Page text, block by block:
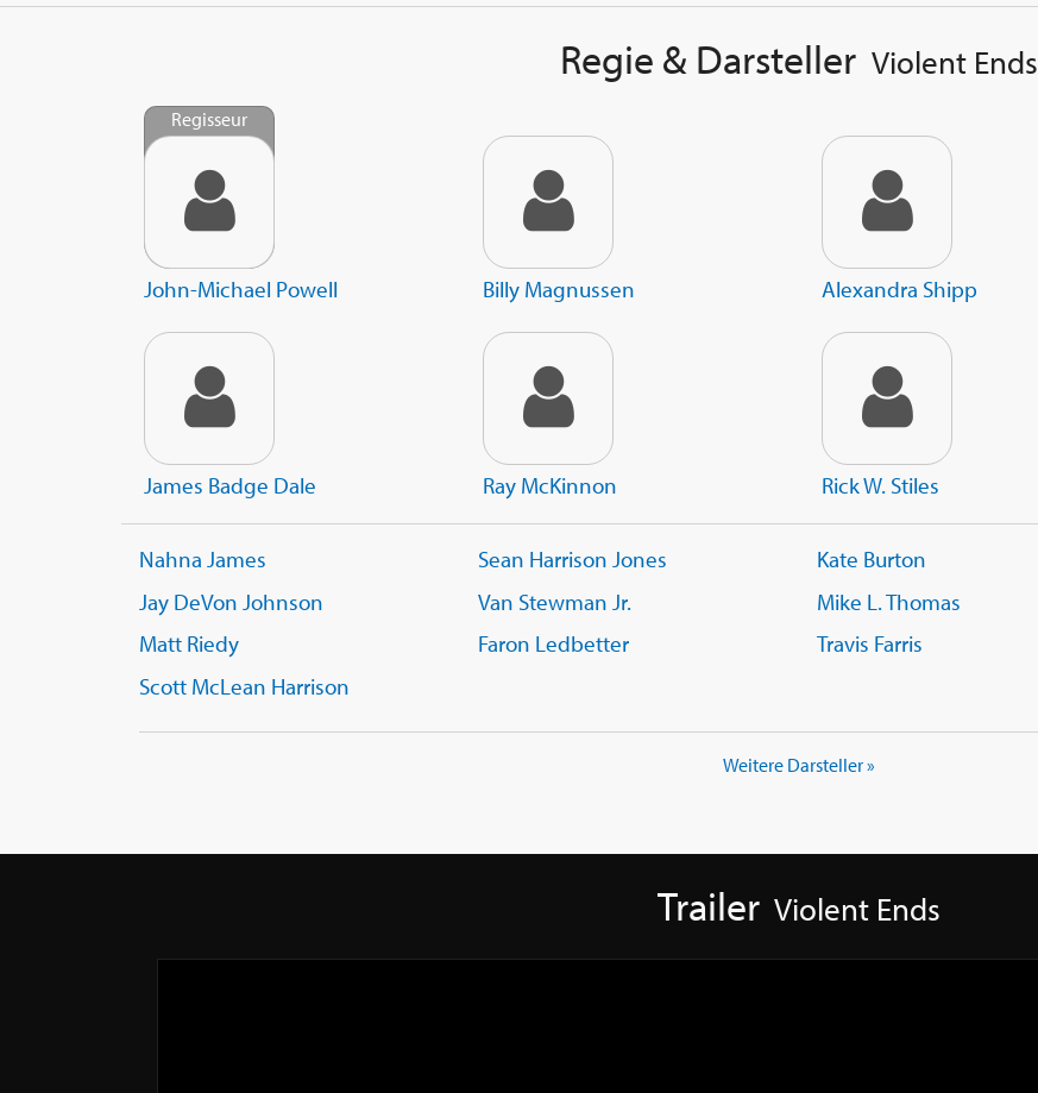
Regie & Darsteller Violent Ends
Regisseur
John-Michael Powell Billy Magnussen Alexandra Shipp
James Badge Dale Ray McKinnon Rick W. Stiles
Nahna James Sean Harrison Jones Kate Burton
Jay DeVon Johnson
Van Stewman Jr. Mike L. Thomas
Matt Riedy
Faron Ledbetter Travis Farris
Scott McLean Harrison
Weitere Darsteller »
Trailer Violent Ends